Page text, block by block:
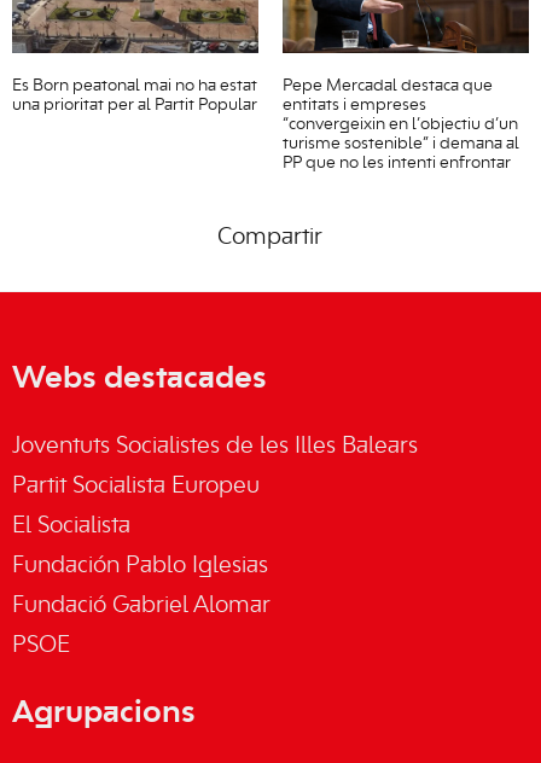
Es Born peatonal mai no ha estat
una prioritat per al Partit Popular
Pepe Mercadal destaca que
entitats i empreses
“convergeixin en l’objectiu d’un
turisme sostenible” i demana al
PP que no les intenti enfrontar
Compartir
Webs destacades
Joventuts Socialistes de les Illes Balears
Partit Socialista Europeu
El Socialista
Fundación Pablo Iglesias
Fundació Gabriel Alomar
PSOE
Agrupacions